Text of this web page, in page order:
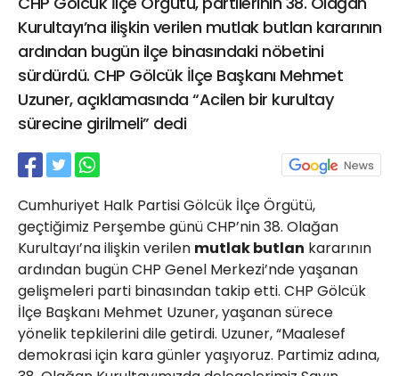
Kurultayı’na ilişkin verilen mutlak butlan kararının
ardından bugün ilçe binasındaki nöbetini
sürdürdü. CHP Gölcük İlçe Başkanı Mehmet
Uzuner, açıklamasında “Acilen bir kurultay
sürecine girilmeli” dedi
Cumhuriyet Halk Partisi Gölcük İlçe Örgütü,
geçtiğimiz Perşembe günü CHP’nin 38. Olağan
Kurultayı’na ilişkin verilen mutlak butlan kararının
ardından bugün CHP Genel Merkezi’nde yaşanan
gelişmeleri parti binasından takip etti. CHP Gölcük
İlçe Başkanı Mehmet Uzuner, yaşanan sürece
yönelik tepkilerini dile getirdi. Uzuner, “Maalesef
demokrasi için kara günler yaşıyoruz. Partimiz adına,
21 Gölcük
02624132333
haber@golcukpostasi.com